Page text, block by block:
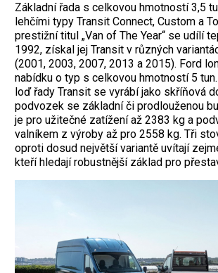
Základní řada s celkovou hmotností 3,5
lehčími typy Transit Connect, Custom a
prestižní titul „Van of The Year“ se udílí
1992, získal jej Transit v různých
(2001, 2003, 2007, 2013 a 2015). Ford
nabídku o typ s celkovou hmotností 5
loď řady Transit se vyrábí jako skříňová
podvozek se základní či prodlouženou
je pro užitečné zatížení až 2383 kg a
valníkem z výroby až pro 2558 kg. Tři
oproti dosud největší variantě uvítají
kteří hledají robustnější základ pro